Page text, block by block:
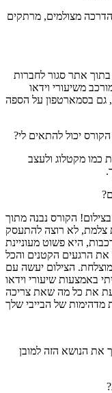
מצולמים, מרתקים
בתוך אתר סגור לחברות
משיעורי וידאו
גם בסמארטפון על הספה
יכול להתאים לי?
כמו מקטלוג ולעצב
הקורס נבנה מתוך
צלמת, לא רוצה להתעסק
היא פשוט מעוניינת
את הרגעים הקטנים והכל
הצילום יעשה עם
באמצעות שיעורי וידאו
שעות תוכלי לדעת את כל מה שאת צריכה
מדהימות של הבייבי שלך
הנושא הזה למובן